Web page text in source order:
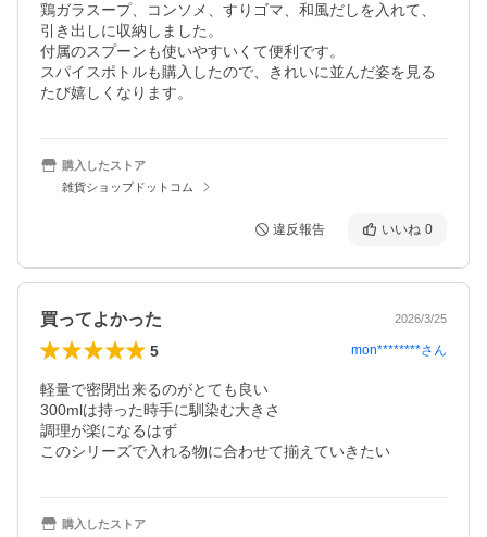
鶏ガラスープ、コンソメ、すりゴマ、和風だしを入れて、
引き出しに収納しました。
付属のスプーンも使いやすいくて便利です。
スパイスポトルも購入したので、きれいに並んだ姿を見る
たび嬉しくなります。
購入したストア
雑貨ショップドットコム
違反報告 いいね 0
買ってよかった 2026/3/25
5 mon********さん
軽量で密閉出来るのがとても良い
300mlは持った時手に馴染む大きさ
調理が楽になるはず
このシリーズで入れる物に合わせて揃えていきたい
購入したストア